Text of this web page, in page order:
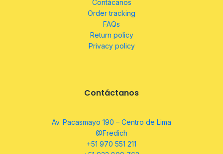
Contácanos
Order tracking
FAQs
Return policy
Privacy policy
Contáctanos
Av. Pacasmayo 190 – Centro de Lima
@Fredich
+51 970 551 211